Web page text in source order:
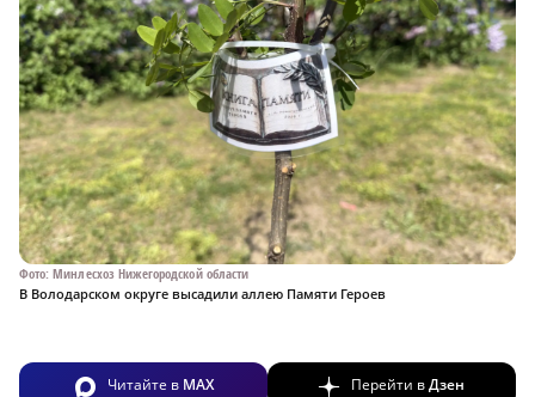
Фото: Минлесхоз Нижегородской области
В Володарском округе высадили аллею Памяти Героев
Читайте в MAX Перейти вДзен